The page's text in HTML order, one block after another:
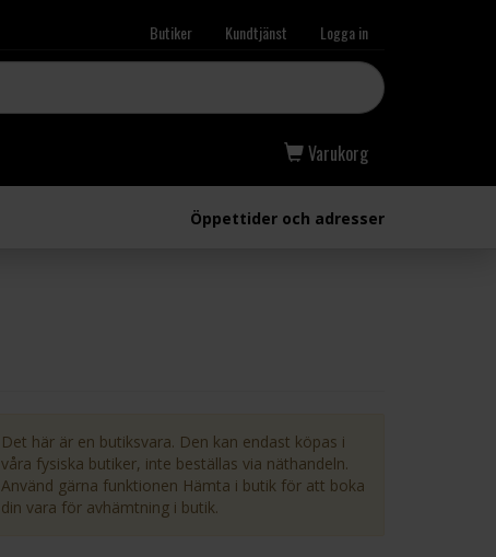
Butiker Kundtjänst Logga in
Varukorg
Öppettider och adresser
Det här är en butiksvara. Den kan endast köpas i
våra fysiska butiker, inte beställas via näthandeln.
Använd gärna funktionen Hämta i butik för att boka
din vara för avhämtning i butik.